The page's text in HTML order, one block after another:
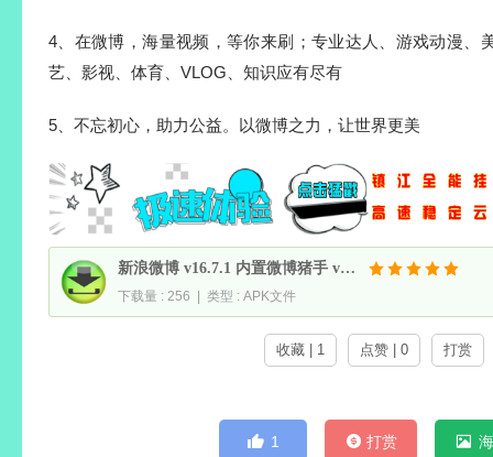
4、在微博，海量视频，等你来刷；专业达人、游戏动漫、
艺、影视、体育、VLOG、知识应有尽有
5、不忘初心，助力公益。以微博之力，让世界更美
新浪微博 v16.7.1 内置微博猪手 v2.5.3-349 模块，去各种提示
下载量 : 256 | 类型 : APK文件
收藏 | 1 点赞 | 0 打赏
1 打赏